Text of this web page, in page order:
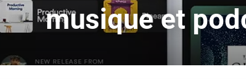
musique et